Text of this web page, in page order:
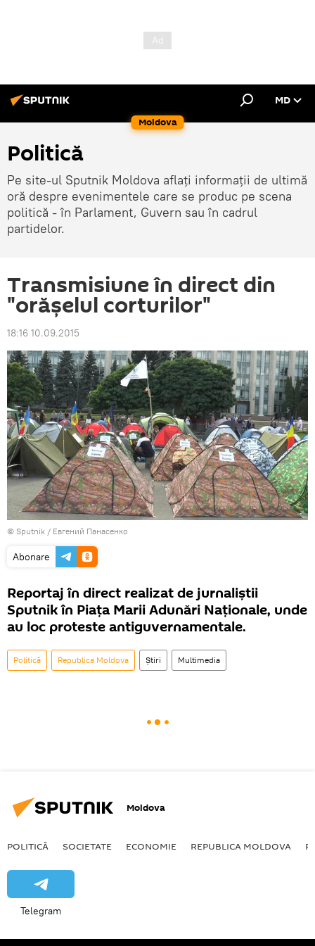
Moldova
MD
Politică
Pe site-ul Sputnik Moldova aflați informații de ultimă
oră despre evenimentele care se produc pe scena
politică - în Parlament, Guvern sau în cadrul
partidelor.
Transmisiune în direct din
"orăşelul corturilor"
18:16 10.09.2015
© Sputnik / Евгений Панасенко
Abonare
Reportaj în direct realizat de jurnaliştii
Sputnik în Piaţa Marii Adunări Naţionale, unde
au loc proteste antiguvernamentale.
Politică Republica Moldova Știri Multimedia
Moldova
POLITICĂ SOCIETATE ECONOMIE REPUBLICA MOLDOVA
Telegram